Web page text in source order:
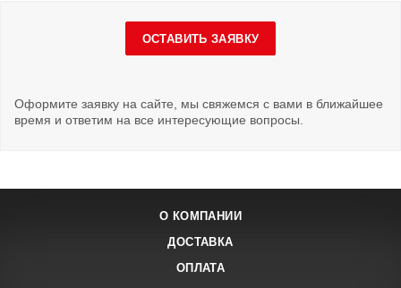
ОСТАВИТЬ ЗАЯВКУ
Оформите заявку на сайте, мы свяжемся с вами в ближайшее
время и ответим на все интересующие вопросы.
О КОМПАНИИ
ДОСТАВКА
ОПЛАТА